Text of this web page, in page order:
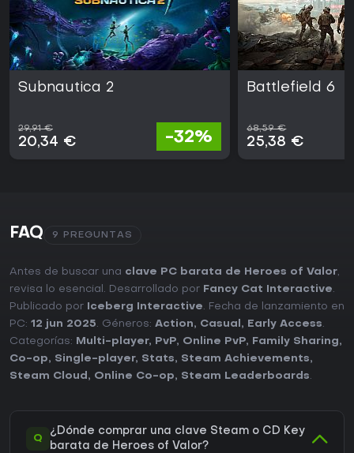
Subnautica 2
29,91 €
20,34 € -32%
Battlefield 6
68,59 €
25,38 €
FAQ 9 PREGUNTAS
Antes de buscar una clave PC barata de Heroes of Valor,
revisa lo esencial. Desarrollado por Fancy Cat Interactive.
Publicado por
Iceberg Interactive. Fecha de lanzamiento en
PC: 12 jun 2025. Géneros: Action, Casual , Early Access.
Categorías:
Multi-player, PvP, Online PvP, Family Sharing,
Co-op, Single-player, Stats, Steam Achievements,
Steam Cloud , Online Co-op, Steam Leaderboards.
Q
¿Dónde comprar una clave Steam o CD Key
barata de Heroes of Valor?